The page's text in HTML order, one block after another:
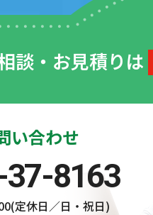
事務処理もきれいで、工事も
談・お見積りは
い合わせ
8163
定休日／日・祝日)